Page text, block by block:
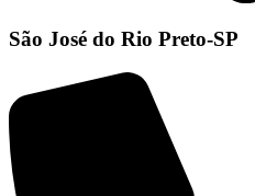
São José do Rio Preto-SP